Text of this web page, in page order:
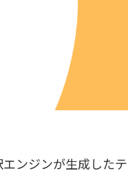
ンジンが生成した